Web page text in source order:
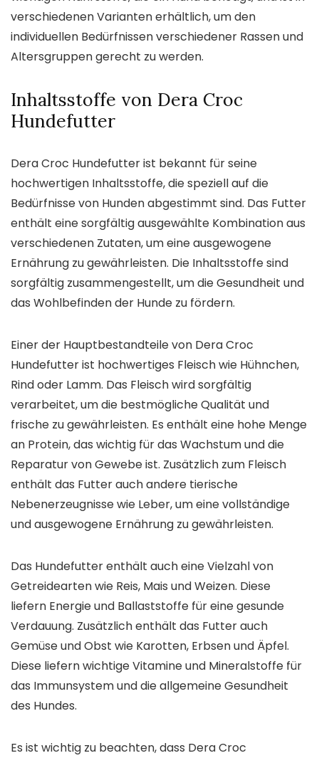
verschiedenen Varianten erhältlich, um den
individuellen Bedürfnissen verschiedener Rassen und
Altersgruppen gerecht zu werden.
Inhaltsstoffe von Dera Croc
Hundefutter
Dera Croc Hundefutter ist bekannt für seine
hochwertigen Inhaltsstoffe, die speziell auf die
Bedürfnisse von Hunden abgestimmt sind. Das Futter
enthält eine sorgfältig ausgewählte Kombination aus
verschiedenen Zutaten, um eine ausgewogene
Ernährung zu gewährleisten. Die Inhaltsstoffe sind
sorgfältig zusammengestellt, um die Gesundheit und
das Wohlbefinden der Hunde zu fördern.
Einer der Hauptbestandteile von Dera Croc
Hundefutter ist hochwertiges Fleisch wie Hühnchen,
Rind oder Lamm. Das Fleisch wird sorgfältig
verarbeitet, um die bestmögliche Qualität und
frische zu gewährleisten. Es enthält eine hohe Menge
an Protein, das wichtig für das Wachstum und die
Reparatur von Gewebe ist. Zusätzlich zum Fleisch
enthält das Futter auch andere tierische
Nebenerzeugnisse wie Leber, um eine vollständige
und ausgewogene Ernährung zu gewährleisten.
Das Hundefutter enthält auch eine Vielzahl von
Getreidearten wie Reis, Mais und Weizen. Diese
liefern Energie und Ballaststoffe für eine gesunde
Verdauung. Zusätzlich enthält das Futter auch
Gemüse und Obst wie Karotten, Erbsen und Äpfel.
Diese liefern wichtige Vitamine und Mineralstoffe für
das Immunsystem und die allgemeine Gesundheit
des Hundes.
Es ist wichtig zu beachten, dass Dera Croc